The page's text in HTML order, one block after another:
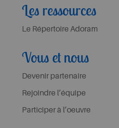
Les ressources
Le Répertoire Adoram
Vous et nous
Devenir partenaire
Rejoindre l’équipe
Participer à l’oeuvre